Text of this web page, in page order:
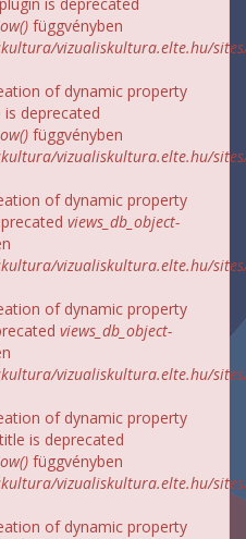
függvényben
vizualiskultura.elte.hu/
of dynamic property
is deprecated
függvényben
vizualiskultura.elte.hu/
of dynamic property
views_db_object-
vizualiskultura.elte.hu/
of dynamic property
views_db_object-
vizualiskultura.elte.hu/
of dynamic property
is deprecated
függvényben
vizualiskultura.elte.hu/
of dynamic property